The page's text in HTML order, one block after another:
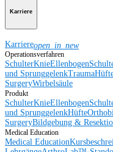
Karriere
Karriereopen_in_new
Operationsverfahren
SchulterKnieEllenbogen
und SprunggelenkTrauma
SurgeryWirbelsäule
Produkt
SchulterKnieEllenbogen
und SprunggelenkHüfte
SurgeryBildgebung &
Medical Education
Medical Education